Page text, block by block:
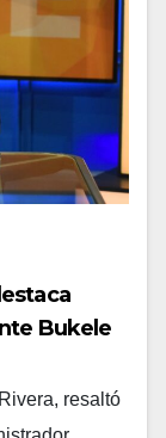
Bukele
resaltó